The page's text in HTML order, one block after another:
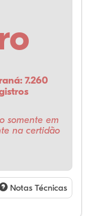
7.260
somente em
na certidão
Notas Técnicas